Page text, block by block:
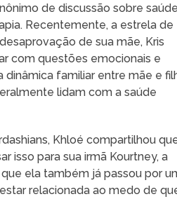
de discussão sobre
Recentemente, a estrela de
de sua mãe, Kris
com questões emocionais e
dinâmica familiar entre mãe e
lidam com a saúde
Khloé compartilhou
isso para sua irmã Kourtney, a
ela também já passou por
relacionada ao medo de